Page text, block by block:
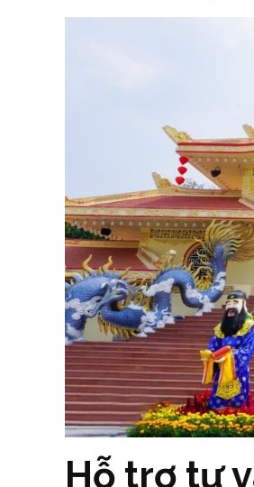
Hỗ trợ tư